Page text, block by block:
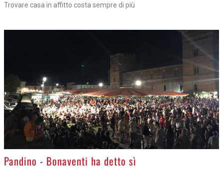
Trovare casa in affitto costa sempre di più
>
Pandino - Bonaventi ha detto sì